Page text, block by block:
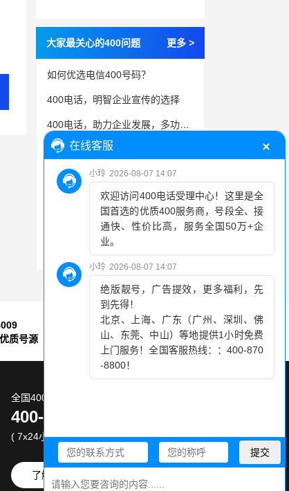
大家最关心的400问题 更多 >
如何优选电信400号码？
400电话，明智企业宣传的选择
如何办理400开头的电话号码？
成功申请办理400电话, 实现业务目标的关键一步
办理400电话首次支付多少钱
企业办理400电话，关注费用和功能选择
质号源
7*24小时
售后服务保障
全国400电话服务热线:
400-870-8800
( 7x24小时 )
了解更多